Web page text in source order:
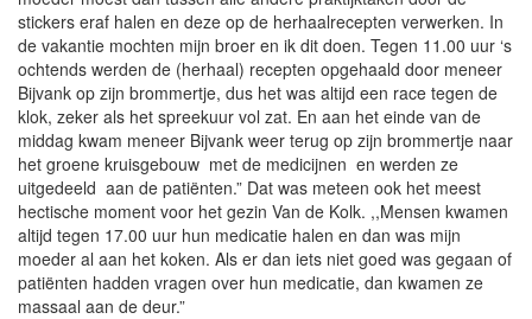
stickers eraf halen en deze op de herhaalrecepten verwerken. In
de vakantie mochten mijn broer en ik dit doen. Tegen 11.00 uur ‘s
ochtends werden de (herhaal) recepten opgehaald door meneer
Bijvank op zijn brommertje, dus het was altijd een race tegen de
klok, zeker als het spreekuur vol zat. En aan het einde van de
middag kwam meneer Bijvank weer terug op zijn brommertje naar
het groene kruisgebouw met de medicijnen en werden ze
uitgedeeld aan de patiënten.” Dat was meteen ook het meest
hectische moment voor het gezin Van de Kolk. ,,Mensen kwamen
altijd tegen 17.00 uur hun medicatie halen en dan was mijn
moeder al aan het koken. Als er dan iets niet goed was gegaan of
patiënten hadden vragen over hun medicatie, dan kwamen ze
massaal aan de deur.”